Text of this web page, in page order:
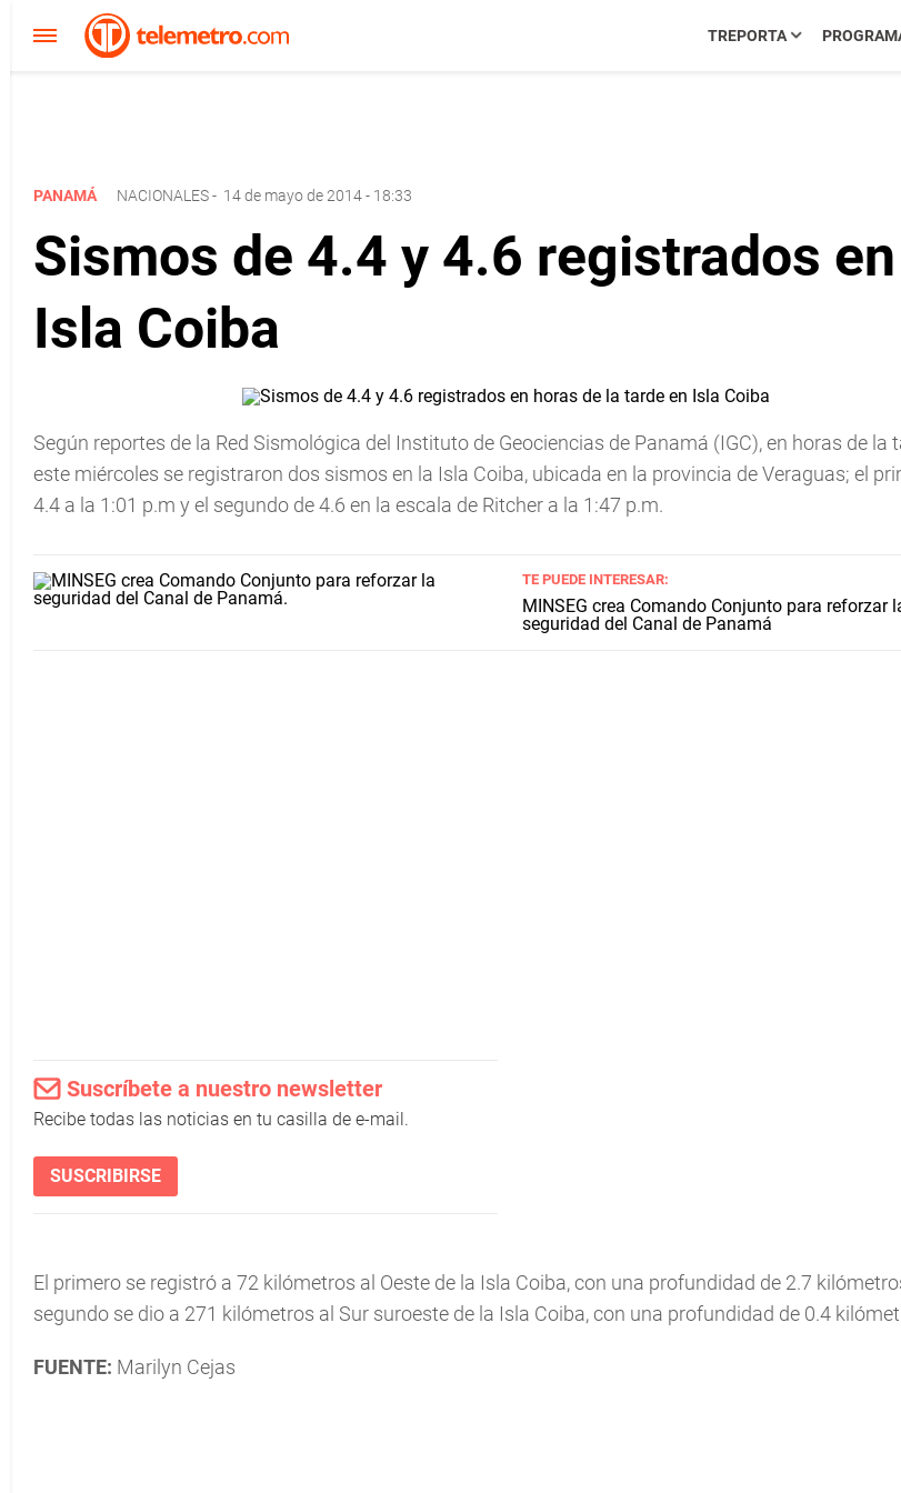
TREPORTA
PANAMÁ NACIONALES- 14 de mayo de 2014 - 18:33
Sismos de 4.4 y 4.6 registrados
Isla Coiba
Según reportes de la Red Sismológica del Instituto de Geociencias de Panamá (IGC), en horas de la
este miércoles se registraron dos sismos en la Isla Coiba, ubicada en la provincia de Veraguas; el
4.4 a la 1:01 p.m y el segundo de 4.6 en la escala de Ritcher a la 1:47 p.m.
TE PUEDE INTERESAR:
MINSEG crea Comando Conjunto para reforzar
seguridad del Canal de Panamá
Suscríbete a nuestro newsletter
Recibe todas las noticias en tu casilla de e-mail.
SUSCRIBIRSE
El primero se registró a 72 kilómetros al Oeste de la Isla Coiba, con una profundidad de 2.7
segundo se dio a 271 kilómetros al Sur suroeste de la Isla Coiba, con una profundidad de 0.4
FUENTE: Marilyn Cejas